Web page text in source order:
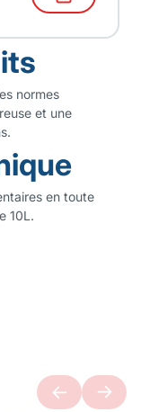
normes
et une
en toute
10L.